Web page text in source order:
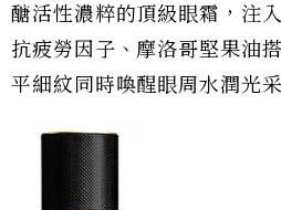
醣活性濃粹的頂級眼霜，注
抗疲勞因子、摩洛哥堅果油
平細紋同時喚醒眼周水潤光采